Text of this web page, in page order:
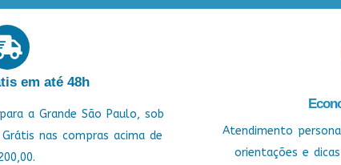
em até 48h
a Grande São Paulo, sob
nas compras acima de
Atendimento
orientações e